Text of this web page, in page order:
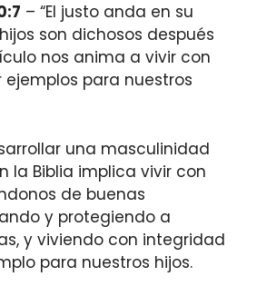
– “El justo anda en su
son dichosos después
nos anima a vivir con
para nuestros
una masculinidad
la Biblia implica vivir con
de buenas
y protegiendo a
y viviendo con integridad
para nuestros hijos.